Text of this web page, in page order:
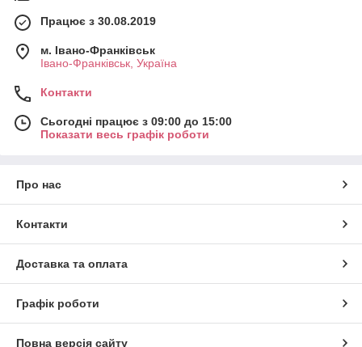
Працює з 30.08.2019
м. Івано-Франківськ
Івано-Франківськ, Україна
Контакти
Сьогодні працює з 09:00 до 15:00
Показати весь графік роботи
Про нас
Контакти
Доставка та оплата
Графік роботи
Повна версія сайту